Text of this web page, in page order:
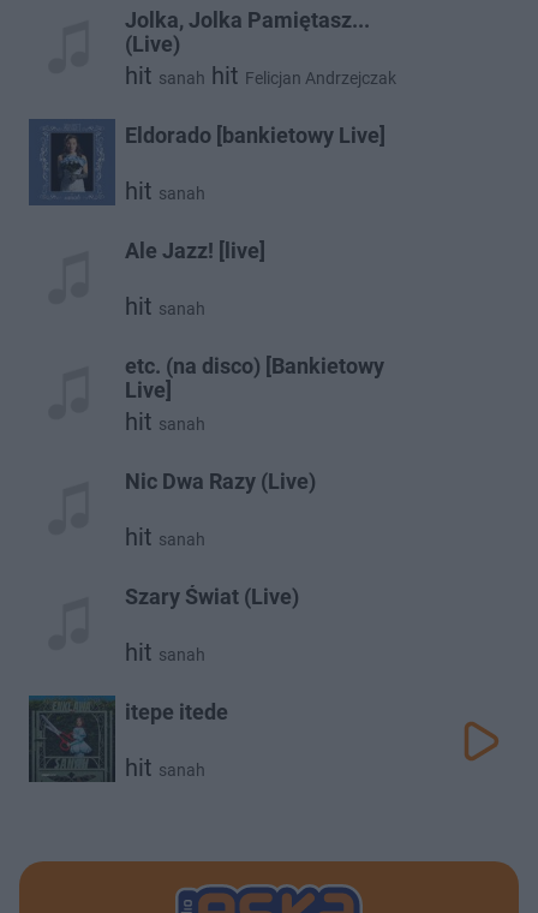
Jolka, Jolka Pamiętasz...
(Live)
hit sanah hit Felicjan Andrzejczak
Eldorado [bankietowy Live]
hit sanah
Ale Jazz! [live]
hit sanah
etc. (na disco) [Bankietowy
Live]
hit sanah
Nic Dwa Razy (Live)
hit sanah
Szary Świat (Live)
hit sanah
itepe itede
hit sanah